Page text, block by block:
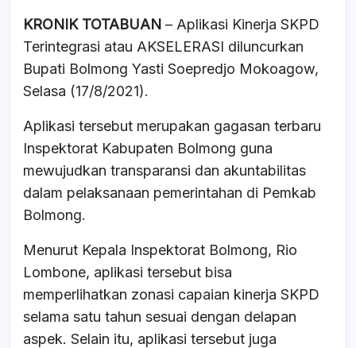
c
e
b
o
k
at
s
A
p
e
a
ar
e
KRONIK TOTABUAN – Aplikasi Kinerja SKPD
Terintegrasi atau AKSELERASI diluncurkan
Bupati Bolmong Yasti Soepredjo Mokoagow,
Selasa (17/8/2021).
Aplikasi tersebut merupakan gagasan terbaru
Inspektorat Kabupaten Bolmong guna
mewujudkan transparansi dan akuntabilitas
dalam pelaksanaan pemerintahan di Pemkab
Bolmong.
Menurut Kepala Inspektorat Bolmong, Rio
Lombone, aplikasi tersebut bisa
memperlihatkan zonasi capaian kinerja SKPD
selama satu tahun sesuai dengan delapan
aspek. Selain itu, aplikasi tersebut juga